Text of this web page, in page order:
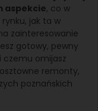
aspekcie, co w
jak ta w
zainteresowanie
gotowy, pewny
czemu omijasz
remonty,
poznańskich